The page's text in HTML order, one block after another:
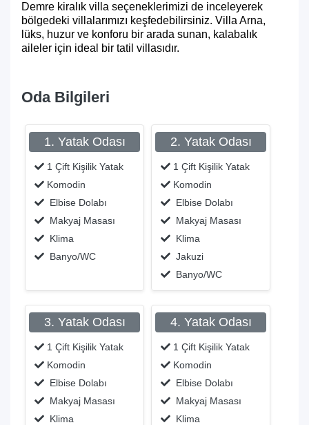
Demre kiralık villa seçeneklerimizi de inceleyerek
bölgedeki villalarımızı keşfedebilirsiniz. Villa Arna,
lüks, huzur ve konforu bir arada sunan, kalabalık
aileler için ideal bir tatil villasıdır.
Oda Bilgileri
1. Yatak Odası
1 Çift Kişilik Yatak
Komodin
Elbise Dolabı
Makyaj Masası
Klima
Banyo/WC
2. Yatak Odası
1 Çift Kişilik Yatak
Komodin
Elbise Dolabı
Makyaj Masası
Klima
Jakuzi
Banyo/WC
3. Yatak Odası
1 Çift Kişilik Yatak
Komodin
Elbise Dolabı
Makyaj Masası
Klima
4. Yatak Odası
1 Çift Kişilik Yatak
Komodin
Elbise Dolabı
Makyaj Masası
Klima